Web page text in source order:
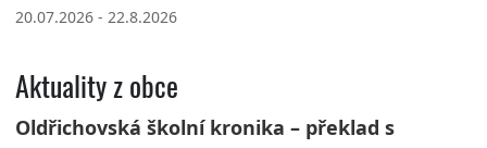
20.07.2026 - 22.8.2026
Aktuality z obce
Oldřichovská školní kronika – překlad s